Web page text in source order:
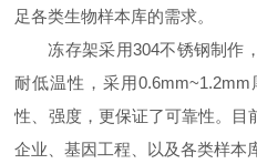
足各类生物样本库的需求。
冻存架采用304不锈钢制作
耐低温性，采用
性、强度，更保证了可靠性。目
企业、基因工程、以及各类样本